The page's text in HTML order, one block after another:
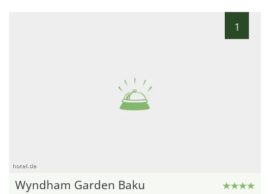
1
hotel.de
Wyndham Garden Baku